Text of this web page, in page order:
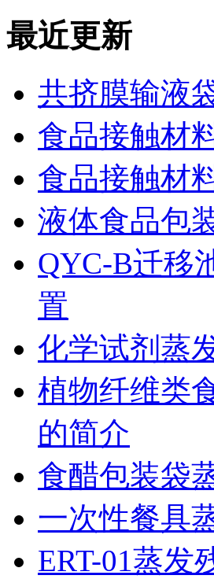
最近更新
共挤膜输液
食品接触材
食品接触材
液体食品包
QYC-B迁移
置
化学试剂蒸
植物纤维类
的简介
食醋包装袋
一次性餐具
ERT-01蒸发